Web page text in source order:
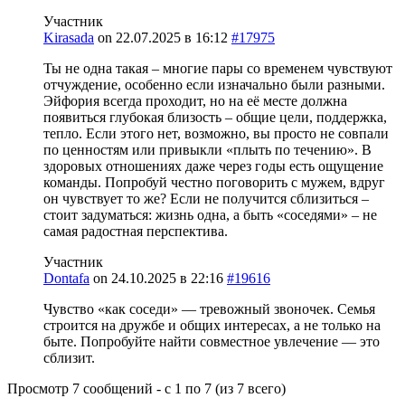
Участник
Kirasada on 22.07.2025 в 16:12 #17975
Ты не одна такая – многие пары со временем чувствуют
отчуждение, особенно если изначально были разными.
Эйфория всегда проходит, но на её месте должна
появиться глубокая близость – общие цели, поддержка,
тепло. Если этого нет, возможно, вы просто не совпали
по ценностям или привыкли «плыть по течению». В
здоровых отношениях даже через годы есть ощущение
команды. Попробуй честно поговорить с мужем, вдруг
он чувствует то же? Если не получится сблизиться –
стоит задуматься: жизнь одна, а быть «соседями» – не
самая радостная перспектива.
Участник
Dontafa on 24.10.2025 в 22:16 #19616
Чувство «как соседи» — тревожный звоночек. Семья
строится на дружбе и общих интересах, а не только на
быте. Попробуйте найти совместное увлечение — это
сблизит.
Просмотр 7 сообщений - с 1 по 7 (из 7 всего)